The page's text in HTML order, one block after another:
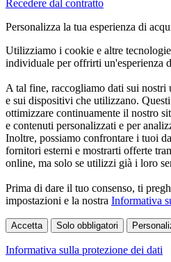
Recedere dal contratto
Personalizza la tua esperienza di
Utilizziamo i cookie e altre
individuale per offrirti un'esperienza
A tal fine, raccogliamo dati sui nostri
e sui dispositivi che utilizzano.
ottimizzare continuamente il nostro
e contenuti personalizzati e per
Inoltre, possiamo confrontare i tuoi
fornitori esterni e mostrarti offerte
online, ma solo se utilizzi già i loro
Prima di dare il tuo consenso, ti
impostazioni e la nostra Informativa
Accetta Solo obbligatori
Informativa sulla protezione dei dati